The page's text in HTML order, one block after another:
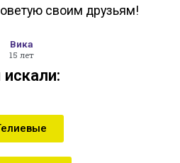
своим друзьям!
Вика
15 лет